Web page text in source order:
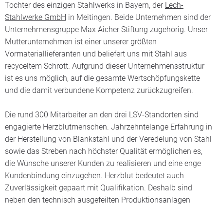
Tochter des einzigen Stahlwerks in Bayern, der Lech-
Stahlwerke GmbH in Meitingen. Beide Unternehmen sind der
Unternehmensgruppe Max Aicher Stiftung zugehörig. Unser
Mutterunternehmen ist einer unserer größten
Vormateriallieferanten und beliefert uns mit Stahl aus
recyceltem Schrott. Aufgrund dieser Unternehmensstruktur
ist es uns möglich, auf die gesamte Wertschöpfungskette
und die damit verbundene Kompetenz zurückzugreifen.
Die rund 300 Mitarbeiter an den drei LSV-Standorten sind
engagierte Herzblutmenschen. Jahrzehntelange Erfahrung in
der Herstellung von Blankstahl und der Veredelung von Stahl
sowie das Streben nach höchster Qualität ermöglichen es,
die Wünsche unserer Kunden zu realisieren und eine enge
Kundenbindung einzugehen. Herzblut bedeutet auch
Zuverlässigkeit gepaart mit Qualifikation. Deshalb sind
neben den technisch ausgefeilten Produktionsanlagen